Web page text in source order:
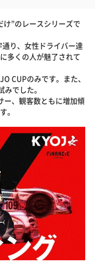
け”のレースシリーズで
通り、女性ドライバー達
多くの人が魅了されて
CUPのみです。また、
でした。
ー、観客数ともに増加傾
。